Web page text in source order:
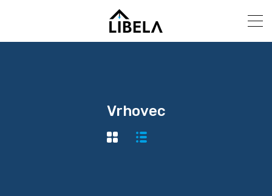
Vrhovec